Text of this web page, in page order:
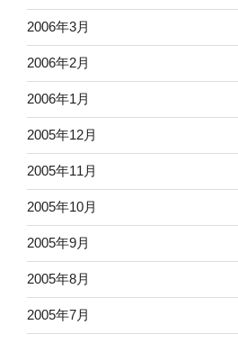
2006年3月
2006年2月
2006年1月
2005年12月
2005年11月
2005年10月
2005年9月
2005年8月
2005年7月